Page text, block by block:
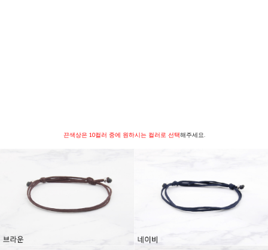
끈색상은 10컬러 중에 원하시는 컬러로 선택해주세요.